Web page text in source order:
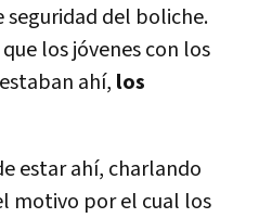
del boliche.
los jóvenes con los
ahí, los
estar ahí, charlando
motivo por el cual los